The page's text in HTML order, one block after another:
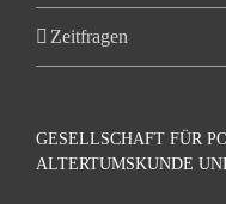
Zeitfragen
GESELLSCHAFT FÜR
ALTERTUMSKUNDE